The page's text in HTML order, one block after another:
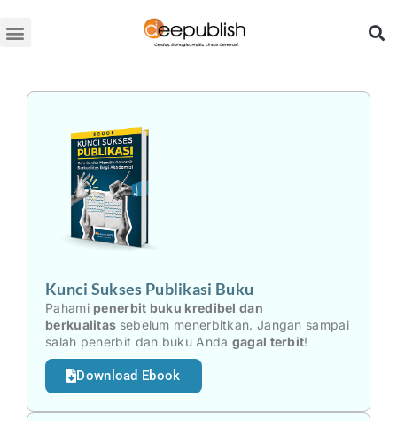
ke
Kunci Sukses Publikasi Buku
Pahami penerbit buku kredibel dan
berkualitas sebelum menerbitkan. Jangan sampai
salah penerbit dan buku Anda gagal terbit!
Download Ebook